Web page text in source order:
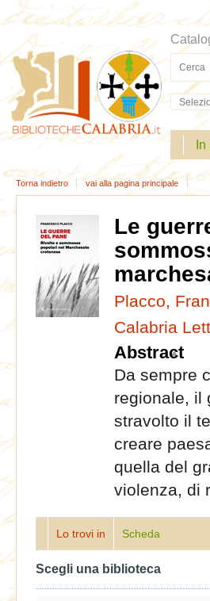
Cerca
Torna indietro vai alla pagina principale
del
documento
Le
Placco,
Calabria
Abstract
Da sempre
regionale, il
stravolto il
creare
quella del
violenza, di
Lo trovi in Scheda
Scegli una biblioteca